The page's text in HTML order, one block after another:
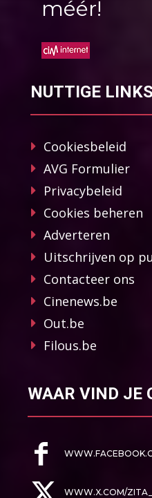
méér!
NUTTIGE LINKS
Cookiesbeleid
AVG Formulier
Privacybeleid
Cookies beheren
Adverteren
Uitschrijven op
Contacteer ons
Cinenews.be
Out.be
Filous.be
WAAR VIND JE
WWW.X.COM/